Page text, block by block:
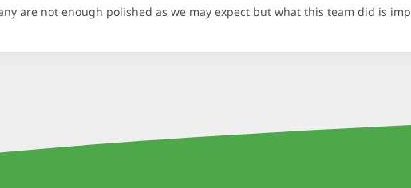
are not enough polished as we may expect but what this team did is